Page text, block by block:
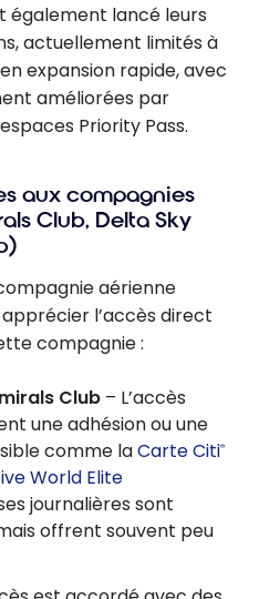
également lancé leurs
actuellement limités à
expansion rapide, avec
améliorées par
Priority Pass.
aux compagnies
Club, Delta Sky
aérienne
l’accès direct
compagnie :
Club – L’accès
une adhésion ou une
comme laCarte Citi®
World Elite
journalières sont
offrent souvent peu